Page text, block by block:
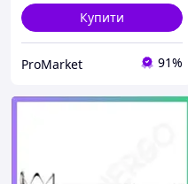
Купити
ProMarket 91%